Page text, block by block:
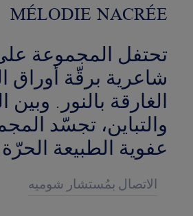
MÉLODIE NACRÉE
تحتفل المجموعة
شاعرية برقّة أوراق
الغارقة بالنور. وبين
والتباين، تجسّد
عفوية الطبيعة
الاتصال بمُستشار شوميه